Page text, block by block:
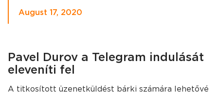
August 17, 2020
Pavel Durov a Telegram indulását
eleveníti fel
A titkosított üzenetküldést bárki számára lehetővé